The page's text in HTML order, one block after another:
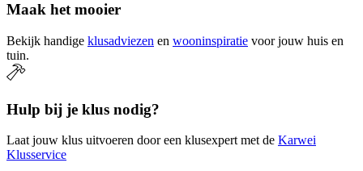
Maak het mooier
Bekijk handige klusadviezen en wooninspiratie voor jouw huis en
tuin.
Hulp bij je klus nodig?
Laat jouw klus uitvoeren door een klusexpert met de Karwei
Klusservice